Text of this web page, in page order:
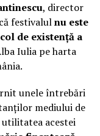
, director
festivalulnu este
de existență a
Iulia pe harta
unele întrebări
mediului de
acestei